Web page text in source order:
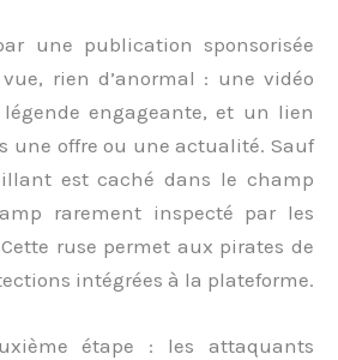
une publication sponsorisée
rien d’anormal : une vidéo
engageante, et un lien
une offre ou une actualité. Sauf
est caché dans le champ
rarement inspecté par les
ruse permet aux pirates de
intégrées à la plateforme.
étape : les attaquants